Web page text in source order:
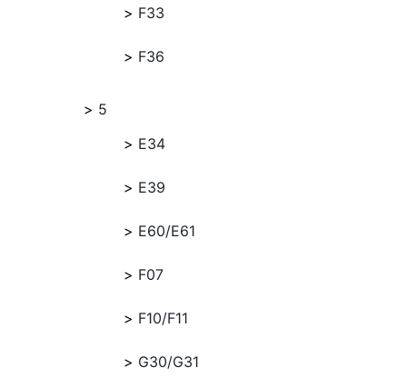
F33
F36
5
E34
E39
E60/E61
F07
F10/F11
G30/G31